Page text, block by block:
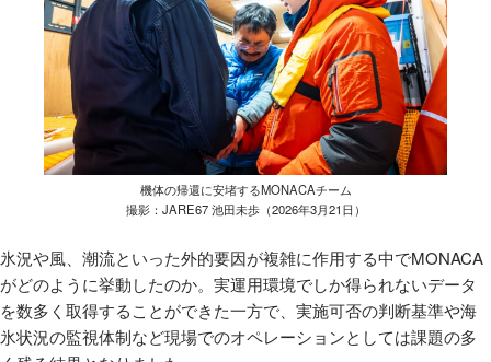
機体の帰還に安堵するMONACAチーム
撮影：JARE67 池田未歩（2026年3月21日）
氷況や風、潮流といった外的要因が複雑に作用する中でMONACA
がどのように挙動したのか。実運用環境でしか得られないデータ
を数多く取得することができた一方で、実施可否の判断基準や海
氷状況の監視体制など現場でのオペレーションとしては課題の多